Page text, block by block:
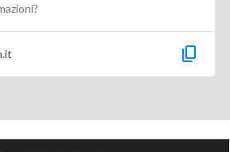
content_copy